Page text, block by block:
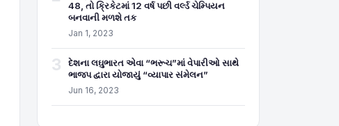
48, તો ક્રિકેટમાં 12 વર્ષ પછી વર્લ્ડ ચેમ્પિયન
બનવાની મળશે તક
Jan 1, 2023
3
દેશના લઘુભારત એવા “ભરૂચ”માં વેપારીઓ સાથે
ભાજપ દ્વારા યોજાયું “વ્યાપાર સંમેલન”
Jun 16, 2023